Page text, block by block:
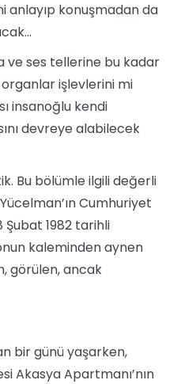
anlayıp konuşmadan da
ve ses tellerine bu kadar
işlevlerini mi
insanoğlu kendi
devreye alabilecek
Bu bölümle ilgili değerli
Cumhuriyet
Şubat 1982 tarihli
kaleminden aynen
görülen, ancak
bir günü yaşarken,
Akasya Apartmanı’nın